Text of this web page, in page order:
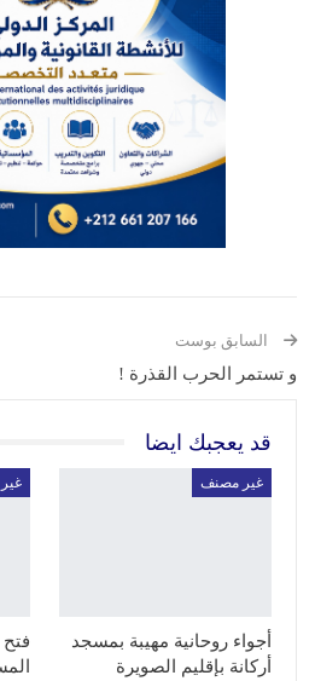
السابق بوست
و تستمر الحرب القذرة !
قد يعجبك ايضا
غير مصنف
أجواء روحانية مهيبة بمسجد
أركانة بإقليم الصويرة